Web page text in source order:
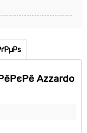
Azzardo